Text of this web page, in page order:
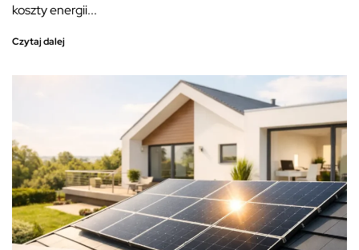
koszty energii...
Czytaj dalej